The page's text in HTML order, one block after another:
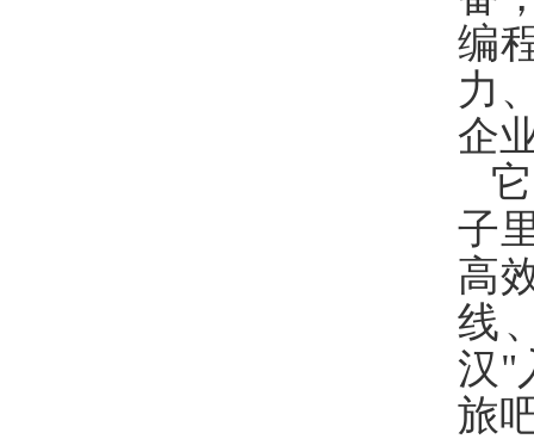
编
力
企
子
高
线
汉"
旅